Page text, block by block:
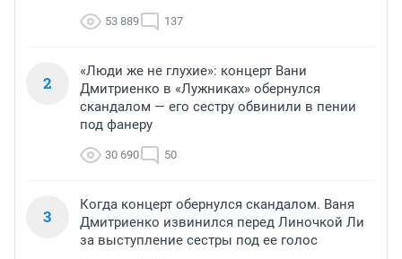
развития. Забрать гаджет это поставить крест на
в песок.
53 889 137
2
«Люди же не глухие»: концерт Вани
Дмитриенко в «Лужниках» обернулся
скандалом — его сестру обвинили в пении
под фанеру
30 690 50
3
Когда концерт обернулся скандалом. Ваня
Дмитриенко извинился перед Линочкой Ли
за выступление сестры под ее голос